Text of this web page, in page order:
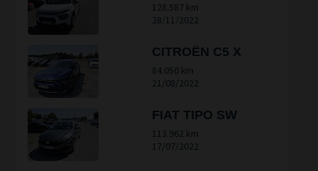
128.587 km
28/11/2022
CITROËN C5 X
84.050 km
21/08/2022
FIAT TIPO SW
113.962 km
17/07/2022